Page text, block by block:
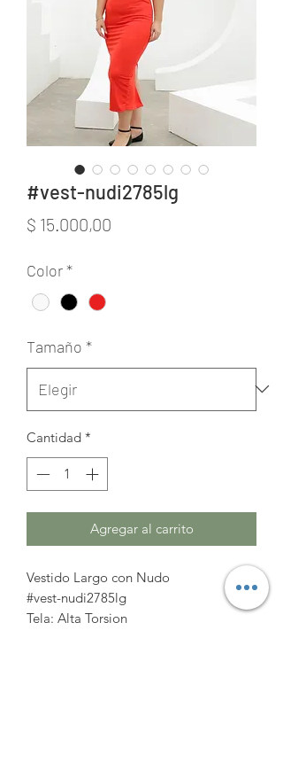
#vest-nudi2785lg
$ 15.000,00
Color*
Tamaño *
Cantidad *
Agregar al carrito
Vestido Largo con Nudo
#vest-nudi2785lg
Tela: Alta Torsion